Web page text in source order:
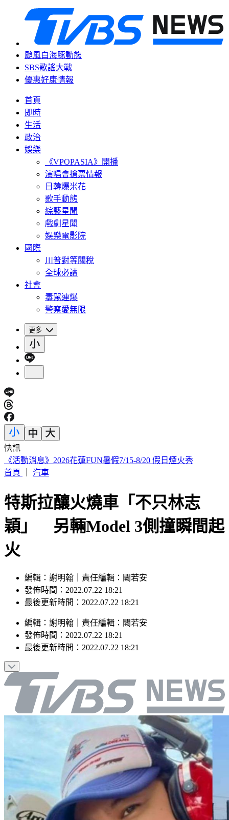
颱風白海豚動態
SBS歌謠大戰
優惠好康情報
首頁
即時
生活
政治
娛樂
《VPOPASIA》開播
演唱會搶票情報
日韓爆米花
歌手動態
綜藝星聞
戲劇星聞
娛樂電影院
國際
川普對等關稅
全球必讀
社會
毒駕連爆
警察愛無限
更多
快訊
蔣萬安稱「未發陸警才沒放假」 吳思瑤還原時間軸：以為市
民都失憶？
特斯拉釀火燒車「不只林志
穎」 另輛Model 3側撞瞬間起
火
編輯：謝明翰｜責任編輯：闕若安
發佈時間：2022.07.22 18:21
編輯：謝明翰｜責任編輯：
發佈時間：2022.07.22 18:21